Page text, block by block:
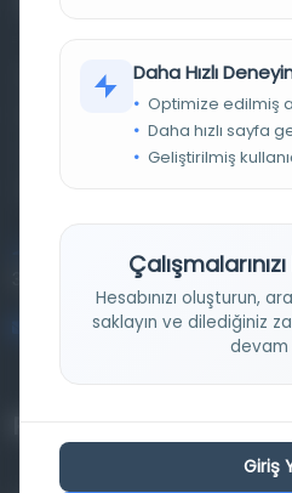
Farklı dönem, dil ve
basma eserleri, arşiv belgelerini,
materyalleri bir araya getiren
Entertech Ofis: 322 İstanbul
34320 İstanbul
bilgi@osmanlica.com
Daha Hızlı
Optimize edilmiş
Daha hızlı sayfa
Geliştirilmiş
Hesabınızı oluşturun,
saklayın ve dilediğiniz
devam
Giriş